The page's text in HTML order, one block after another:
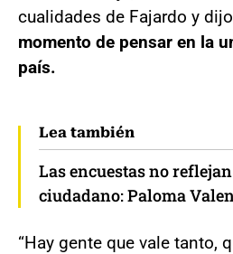
cualidades de Fajardo y
momento de pensar en la
país.
Lea también
Las encuestas no
ciudadano: Paloma
“Hay gente que vale tanto,